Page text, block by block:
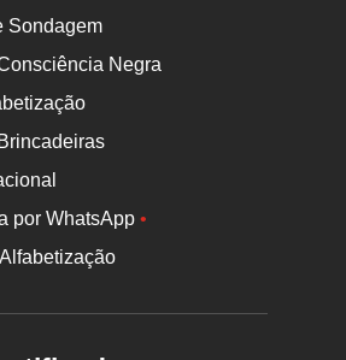
Sondagem
Negra
por WhatsApp•